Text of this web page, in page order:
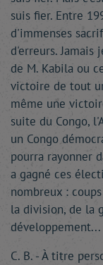
suis fier. Entre
d'immenses
d'erreurs.
de M. Kabila ou
victoire de tout
même une
suite du Congo,
un Congo
pourra rayonner
a gagné ces
nombreux :
la division, de la
développement...
C. B. - À titre